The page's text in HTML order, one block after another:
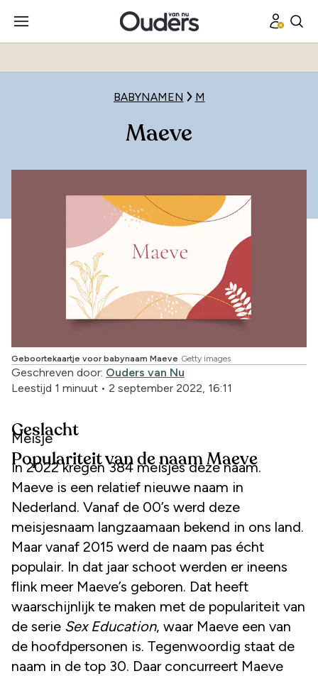
BABYNAMEN M
Maeve
Geboortekaartje voor babynaam Maeve Getty images
Geschreven door: Ouders van Nu
Leestijd 1 minuut • 2 september 2022, 16:11
Geslacht
Meisje
Populariteit van de naam Maeve
In 2022 kregen 384 meisjes deze naam.
Maeve is een relatief nieuwe naam in
Nederland. Vanaf de 00’s werd deze
meisjesnaam langzaamaan bekend in ons land.
Maar vanaf 2015 werd de naam pas écht
populair. In dat jaar schoot werden er ineens
flink meer Maeve’s geboren. Dat heeft
waarschijnlijk te maken met de populariteit van
de serie Sex Education, waar Maeve een van
de hoofdpersonen is. Tegenwoordig staat de
naam in de top 30. Daar concurreert Maeve